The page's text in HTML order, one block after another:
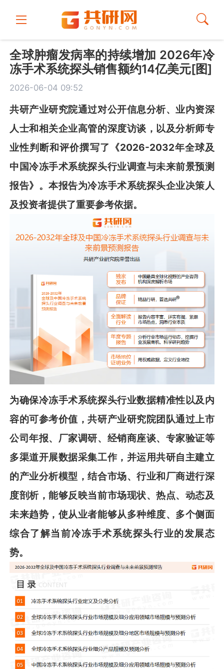
全球肿瘤发病率的持续增加 2026年冷
冻手术系统探头销售额约14亿美元[图]
2026-06-04 09:52
共研产业研究院通过对公开信息分析、业内资深
人士和相关企业高管的深度访谈，以及分析师专
业性判断和评价撰写了《2026-2032年全球及
中国冷冻手术系统探头行业调查与未来前景预测
报告》 。本报告为冷冻手术系统探头企业决策人
及投资者提供了重要参考依据。
为确保冷冻手术系统探头行业数据精准性以及内
容的可参考价值，共研产业研究院团队通过上市
公司年报、厂家调研、经销商座谈、专家验证等
多渠道开展数据采集工作，并运用共研自主建立
的产业分析模型，结合市场、行业和厂商进行深
度剖析，能够反映当前市场现状、热点、动态及
未来趋势，使从业者能够从多种维度、多个侧面
综合了解当前冷冻手术系统探头行业的发展态
势。